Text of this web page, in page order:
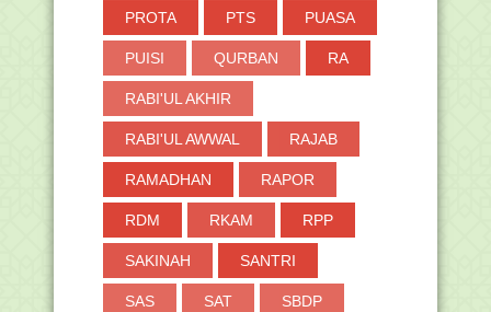
PROTA PTS PUASA
PUISI QURBAN RA
RABI'UL AKHIR
RABI'UL AWWAL RAJAB
RAMADHAN RAPOR
RDM RKAM RPP
SAKINAH SANTRI
SAS SAT SBDP